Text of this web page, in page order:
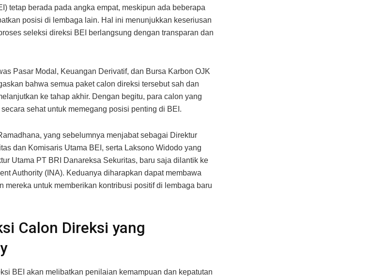
tetap berada pada angka empat, meskipun ada beberapa
posisi di lembaga lain. Hal ini menunjukkan keseriusan
seleksi direksi BEI berlangsung dengan transparan dan
Pasar Modal, Keuangan Derivatif, dan Bursa Karbon OJK
bahwa semua paket calon direksi tersebut sah dan
ke tahap akhir. Dengan begitu, para calon yang
sehat untuk memegang posisi penting di BEI.
yang sebelumnya menjabat sebagai Direktur
dan Komisaris Utama BEI, serta Laksono Widodo yang
Utama PT BRI Danareksa Sekuritas, baru saja dilantik ke
Authority (INA). Keduanya diharapkan dapat membawa
mereka untuk memberikan kontribusi positif di lembaga baru
Calon Direksi yang
BEI akan melibatkan penilaian kemampuan dan kepatutan